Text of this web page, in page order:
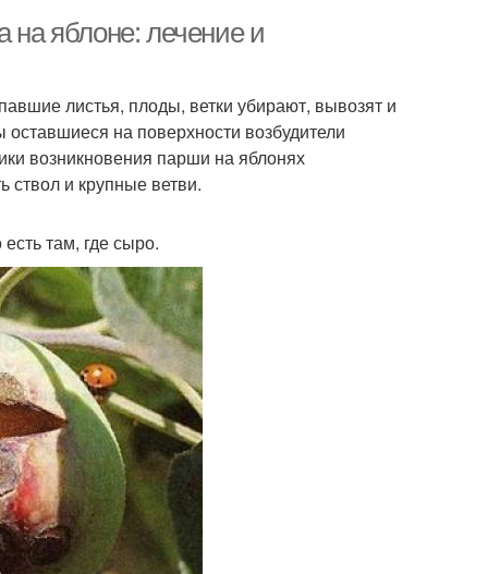
на яблоне: лечение и
листья, плоды, ветки убирают, вывозят и
на поверхности возбудители
возникновения парши на яблонях
ствол и крупные ветви.
там, где сыро.